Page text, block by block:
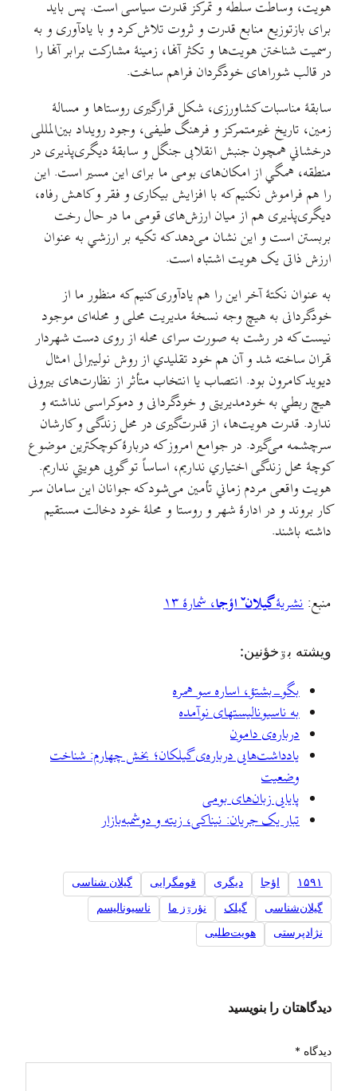
هویت، وساطت سلطه و تمرکز قدرت سیاسی است. پس باید
برای بازتوزیع منابع قدرت و ثروت تلاش کرد و با یادآوری و به
رسمیت شناختن هویت‌ها و تکثر آنها، زمینهٔ مشارکت برابر آنها را
در قالب شوراهای خودگردان فراهم ساخت.
سابقهٔ مناسبات کشاورزی، شکل قرارگیری روستاها و مسالهٔ
زمین، تاریخ غیرمتمرکز و فرهنگ طیفی، وجود رویداد بین‌المللی
درخشاني همچون جنبش انقلابی جنگل و سابقهٔ دیگری‌پذیری در
منطقه، همگي از امکان‌های بومی ما برای این مسیر است. این
را هم فراموش نکنیم که با افزایش بیکاری و فقر و کاهش رفاه،
دیگری‌پذیری هم از میان ارزش‌های قومی ما در حال رخت
بربستن است و این نشان می‌دهد که تکیه بر ارزشي به عنوان
ارزش ذاتی یک هویت اشتباه است.
به عنوان نکتهٔ آخر این را هم یادآوری کنیم که منظور ما از
خودگردانی به هیچ وجه نسخهٔ مدیریت محلی و محله‌ای موجود
نیست که در رشت به صورت سرای محله از روی دست شهردار
تهران ساخته شد و آن هم خود تقلیدي از روش نولیبرالی امثال
دیوید کامرون بود. انتصاب یا انتخاب متأثر از نظارت‌های بیرونی
هیچ ربطي به خودمدیریتی و خودگردانی و دموکراسی نداشته و
ندارد. قدرت هویت‌ها، از قدرت‌گیری در محل زندگی و کارشان
سرچشمه می‌گیرد. در جوامع امروز که دربارهٔ کوچکترین موضوع
کوچهٔ محل زندگی اختیاري نداریم، اساساً تو گویی هویتي نداریم.
هویت واقعی مردم زماني تأمین می‌شود که جوانان این سامان سر
کار بروند و در ادارهٔ شهر و روستا و محلهٔ خود دخالت مستقیم
داشته باشند.
منبع: نشریهٔگیلانˇ اؤجا، شمارهٔ ۱۳
ويشته بۊخؤنين:
بگو-بشتؤ، اساره سو همره
به ناسیونالیستهای نوآمده
درباره‌ی دامون
یادداشت‌هایی درباره‌ی گیلکان؛ بخش چهارم: شناخت
وضعیت
پایایی زبان‌های بومی
تبار یک جریان: نیناکی، زیته و دوشمبه‌بازار
۱۵۹۱ اؤجا دیگری قومگرایی گیلان شناسی
گیلان‌شناسی گیلک نؤرۊز ما ناسیونالیسم
نژادپرستی هویت‌طلبی
دیدگاهتان را بنویسید
دیدگاه *